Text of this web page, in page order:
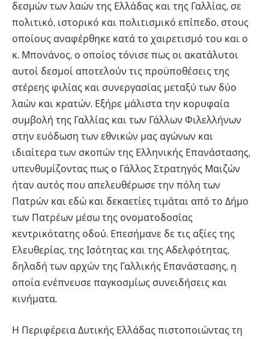
δεσμών των λαών της Ελλάδας και της Γαλλίας, σε
πολιτικό, ιστορικό και πολιτισμικό επίπεδο, στους
οποίους αναφέρθηκε κατά το χαιρετισμό του και ο
κ. Μπονάνος, ο οποίος τόνισε πως οι ακατάλυτοι
αυτοί δεσμοί αποτελούν τις προϋποθέσεις της
στέρεης φιλίας και συνεργασίας μεταξύ των δύο
λαών και κρατών. Εξήρε μάλιστα την κορυφαία
συμβολή της Γαλλίας και των Γάλλων Φιλελλήνων
στην ευόδωση των εθνικών μας αγώνων και
ιδιαίτερα των σκοπών της Ελληνικής Επανάστασης,
υπενθυμίζοντας πως ο Γάλλος Στρατηγός Μαιζών
ήταν αυτός που απελευθέρωσε την πόλη των
Πατρών και εδώ και δεκαετίες τιμάται από το Δήμο
των Πατρέων μέσω της ονοματοδοσίας
κεντρικότατης οδού. Επεσήμανε δε τις αξίες της
Ελευθερίας, της Ισότητας και της Αδελφότητας,
δηλαδή των αρχών της Γαλλικής Επανάστασης, η
οποία ενέπνευσε παγκοσμίως συνειδήσεις και
κινήματα.
Η Περιφέρεια Δυτικής Ελλάδας πιστοποιώντας τη